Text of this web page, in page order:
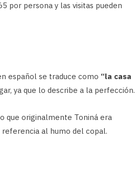
por persona y las visitas pueden
español se traduce como “la casa
ya que lo describe a la perfección.
que originalmente Toniná era
al humo del copal.